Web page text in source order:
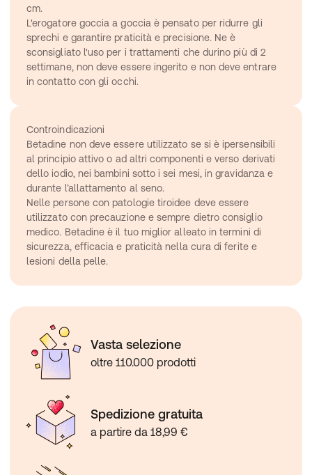
cm.
L'erogatore goccia a goccia è pensato per ridurre gli
sprechi e garantire praticità e precisione. Ne è
sconsigliato l'uso per i trattamenti che durino più di 2
settimane, non deve essere ingerito e non deve entrare
in contatto con gli occhi.
Controindicazioni
Betadine non deve essere utilizzato se si è ipersensibili
al principio attivo o ad altri componenti e verso derivati
dello iodio, nei bambini sotto i sei mesi, in gravidanza e
durante l’allattamento al seno.
Nelle persone con patologie tiroidee deve essere
utilizzato con precauzione e sempre dietro consiglio
medico. Betadine è il tuo miglior alleato in termini di
sicurezza, efficacia e praticità nella cura di ferite e
lesioni della pelle.
Vasta selezione
oltre 110.000 prodotti
Spedizione gratuita
a partire da 18,99 €